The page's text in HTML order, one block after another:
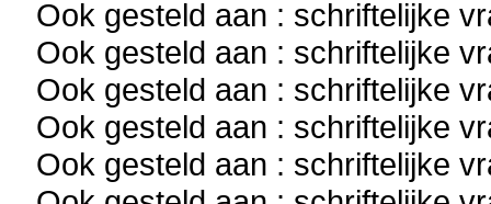
Ook gesteld aan : schriftelijke
Ook gesteld aan : schriftelijke
Ook gesteld aan : schriftelijke
Ook gesteld aan : schriftelijke
Ook gesteld aan : schriftelijke